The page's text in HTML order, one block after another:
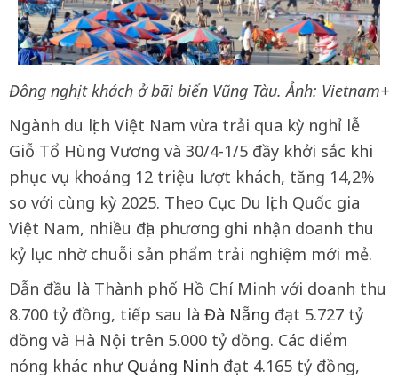
Đông nghịt khách ở bãi biển Vũng Tàu. Ảnh: Vietnam+
Ngành du lịch Việt Nam vừa trải qua kỳ nghỉ lễ
Giỗ Tổ Hùng Vương và 30/4-1/5 đầy khởi sắc khi
phục vụ khoảng 12 triệu lượt khách, tăng 14,2%
so với cùng kỳ 2025. Theo Cục Du lịch Quốc gia
Việt Nam, nhiều địa phương ghi nhận doanh thu
kỷ lục nhờ chuỗi sản phẩm trải nghiệm mới mẻ.
Dẫn đầu là Thành phố Hồ Chí Minh với doanh thu
8.700 tỷ đồng, tiếp sau là Đà Nẵng đạt 5.727 tỷ
đồng và Hà Nội trên 5.000 tỷ đồng. Các điểm
nóng khác như Quảng Ninh đạt 4.165 tỷ đồng,